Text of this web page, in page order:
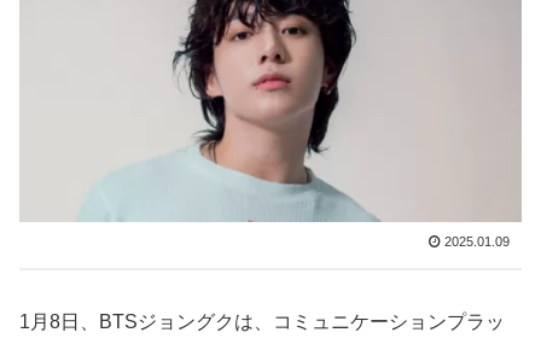
2025.01.09
1月8日、BTSジョングクは、コミュニケーションプラッ